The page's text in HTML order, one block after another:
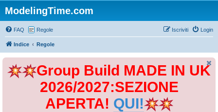
ModelingTime.com
FAQ Regole Login
Iscriviti
Indice Regole
Group Build MADE IN UK
2026/2027:SEZIONE
APERTA! QUI!